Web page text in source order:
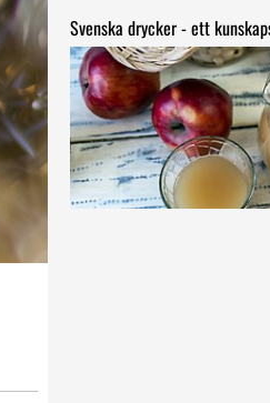
Svenska drycker - ett